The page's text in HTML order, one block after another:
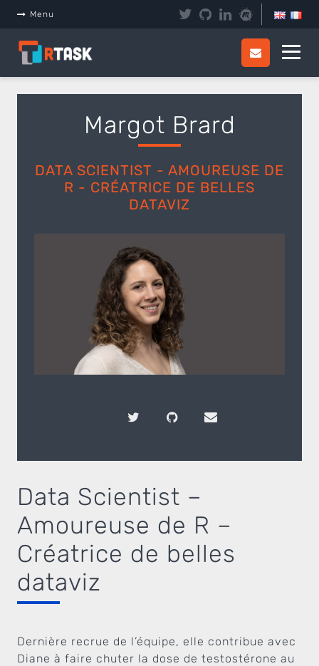
Menu
Margot Brard
DATA SCIENTIST - AMOUREUSE DE
R - CRÉATRICE DE BELLES
DATAVIZ
Data Scientist –
Amoureuse de R –
Créatrice de belles
dataviz
Dernière recrue de l’équipe, elle contribue avec
Diane à faire chuter la dose de testostérone au
Panneau de gestion des cookies